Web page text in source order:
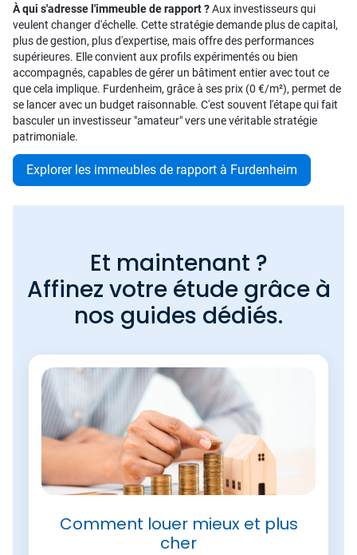
À qui s'adresse l'immeuble de rapport ?Aux investisseurs qui
veulent changer d'échelle. Cette stratégie demande plus de capital,
plus de gestion, plus d'expertise, mais offre des performances
supérieures. Elle convient aux profils expérimentés ou bien
accompagnés, capables de gérer un bâtiment entier avec tout ce
que cela implique. Furdenheim, grâce à ses prix (0 €/m²), permet de
se lancer avec un budget raisonnable. C'est souvent l'étape qui fait
basculer un investisseur "amateur" vers une véritable stratégie
patrimoniale.
Explorer les immeubles de rapport à Furdenheim
Et maintenant ?
Affinez votre étude grâce à
nos guides dédiés.
Comment louer mieux et plus
cher